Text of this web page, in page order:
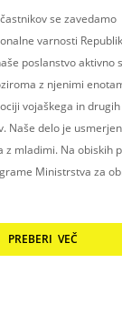
se zavedamo
varnosti
poslanstvo aktivno
z njenimi
vojaškega in
Naše delo je
z mladimi. Na obiskih
Ministrstva za
PREBERI VEČ